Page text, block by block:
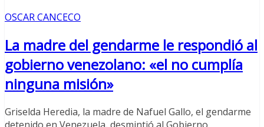
OSCAR CANCECO
La madre del gendarme le respondió al
gobierno venezolano: «el no cumplía
ninguna misión»
Griselda Heredia, la madre de Nafuel Gallo, el gendarme